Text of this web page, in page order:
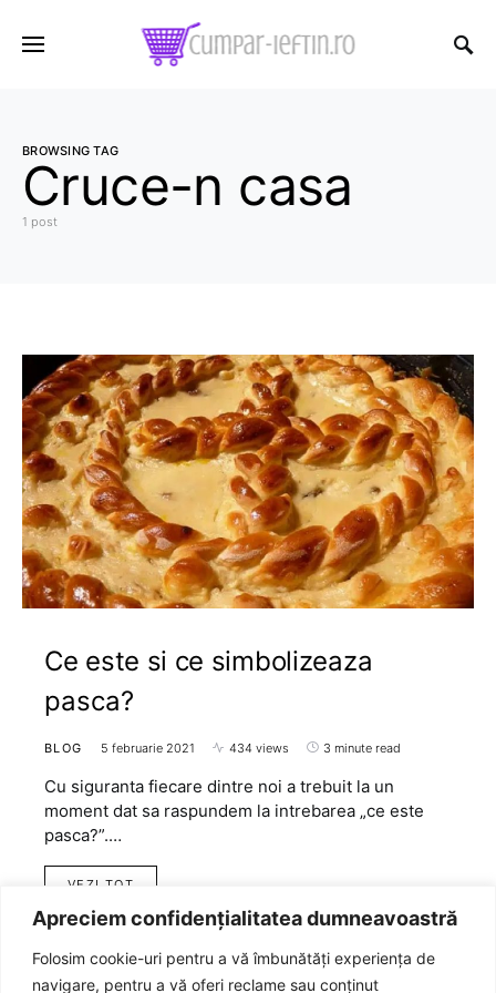
Apreciem confidențialitatea dumneavoastră
Folosim cookie-uri pentru a vă îmbunătăți experiența de
navigare, pentru a vă oferi reclame sau conținut
BROWSING TAG
Cruce-n casa
1 post
Ce este si ce simbolizeaza
pasca?
BLOG 5 februarie 2021 434 views 3 minute read
Cu siguranta fiecare dintre noi a trebuit la un
moment dat sa raspundem la intrebarea „ce este
pasca?”.…
VEZI TOT